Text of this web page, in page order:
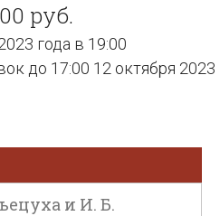
руб.
года в 19:00
до 17:00 12 октября 2023
и И. Б.